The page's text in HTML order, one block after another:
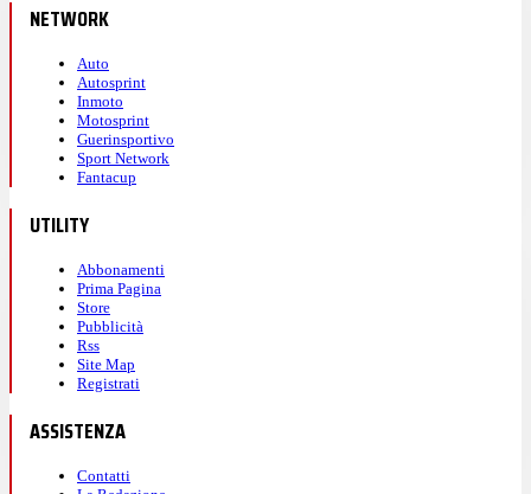
NETWORK
Auto
Autosprint
Inmoto
Motosprint
Guerinsportivo
Sport Network
Fantacup
UTILITY
Abbonamenti
Prima Pagina
Store
Pubblicità
Rss
Site Map
Registrati
ASSISTENZA
Contatti